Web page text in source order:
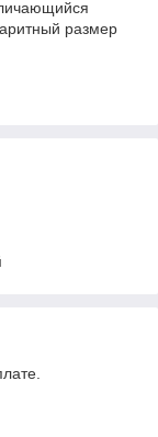
размер